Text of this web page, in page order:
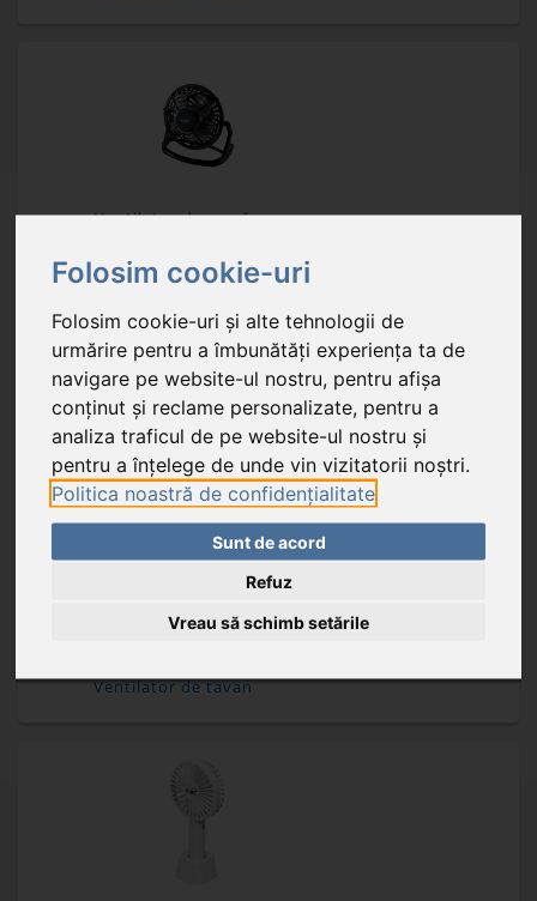
Folosim cookie-uri
Folosim cookie-uri și alte tehnologii de
urmărire pentru a îmbunătăți experiența ta de
navigare pe website-ul nostru, pentru afișa
conținut și reclame personalizate, pentru a
analiza traficul de pe website-ul nostru și
pentru a înțelege de unde vin vizitatorii noștri.
Politica noastră de confidențialitate
Sunt de acord
Refuz
Vreau să schimb setările
Ventilator de masă
Ventilator de podea
Ventilator de tavan